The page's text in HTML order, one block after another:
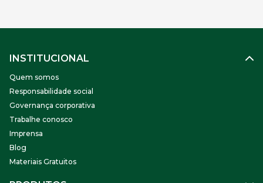
INSTITUCIONAL
Quem somos
Responsabilidade social
Governança corporativa
Trabalhe conosco
Imprensa
Blog
Materiais Gratuitos